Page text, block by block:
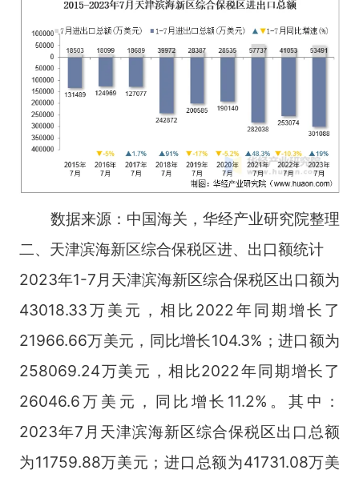
数据来源：中国海关，华经产业研究院整理
二、天津滨海新区综合保税区进、出口额统计
2023年1-7月天津滨海新区综合保税区出口额为
43018.33万美元，相比2022年同期增长了
21966.66万美元，同比增长104.3%；进口额为
258069.24万美元，相比2022年同期增长了
26046.6万美元，同比增长11.2%。其中：
2023年7月天津滨海新区综合保税区出口总额
为11759.88万美元；进口总额为41731.08万美